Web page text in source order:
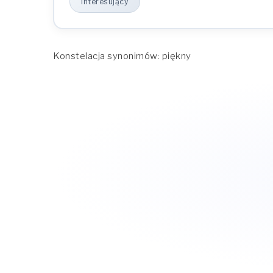
Konstelacja synonimów: piękny